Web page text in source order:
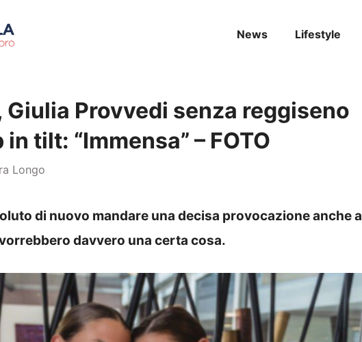
News Lifestyle
Giulia Provvedi senza reggiseno
tilt: “Immensa” – FOTO
Longo
di nuovo mandare una decisa provocazione anche a
davvero una certa cosa.